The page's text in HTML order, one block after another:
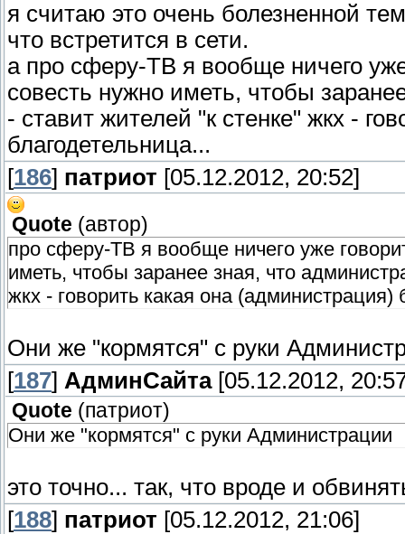
я считаю это очень болезненной
что встретится в сети.
а про сферу-ТВ я вообще ничего
совесть нужно иметь, чтобы
- ставит жителей "к стенке" жкх -
благодетельница...
[186] патриот [05.12.2012, 20:52]
Quote (автор)
про сферу-ТВ я вообще ничего уже
иметь, чтобы заранее зная, что
жкх - говорить какая она (администрация)
Они же "кормятся" с руки
[187] АдминСайта[05.12.2012,
Quote (патриот)
Они же "кормятся" с руки Администрации
это точно... так, что вроде и
[188] патриот [05.12.2012, 21:06]